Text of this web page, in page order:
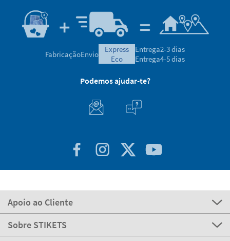
FabricaçãoEnvio
express
eco
Entrega2-3 dias
Entrega4-5 dias
Podemos ajudar-te?
Apoio ao Cliente
Sobre STIKETS